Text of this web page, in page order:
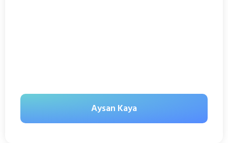
Aysan Kaya